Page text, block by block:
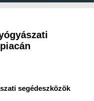
segédeszközök